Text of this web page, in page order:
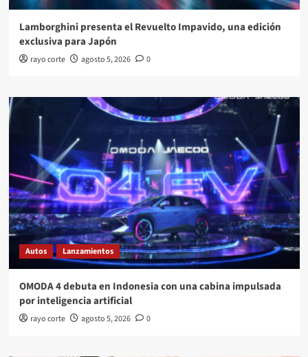
Lamborghini presenta el Revuelto Impavido, una edición
exclusiva para Japón
rayo corte agosto 5, 2026 0
Autos Lanzamientos
OMODA 4 debuta en Indonesia con una cabina impulsada
por inteligencia artificial
rayo corte agosto 5, 2026 0